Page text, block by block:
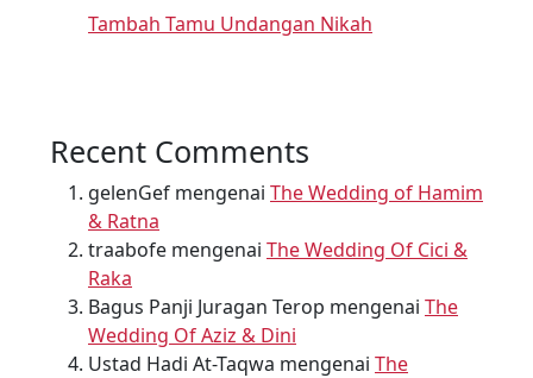
Tambah Tamu Undangan Nikah
Recent Comments
gelenGef mengenai The Wedding of Hamim
& Ratna
traabofe mengenai The Wedding Of Cici &
Raka
Bagus Panji Juragan Terop mengenai The
Wedding Of Aziz & Dini
Ustad Hadi At-Taqwa mengenai The